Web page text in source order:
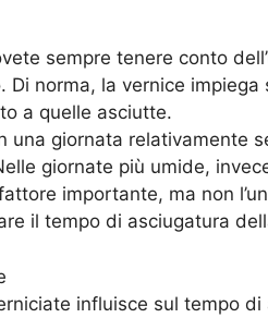
sempre tenere conto
Di norma, la vernice
a quelle asciutte.
una giornata relativamente
giornate più umide,
importante, ma non
il tempo di asciugatura
influisce sul tempo